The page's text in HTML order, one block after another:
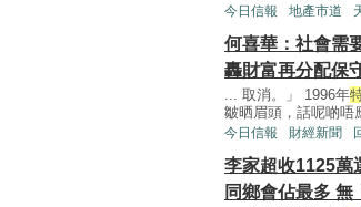
今日信報 地產市道
何喜華：社會需
轟財富再分配保
... 取消。」 1996年
皺晒眉頭，話呢啲唔
今日信報 財經新聞
李家超收1125萬
同鄉會佔最多